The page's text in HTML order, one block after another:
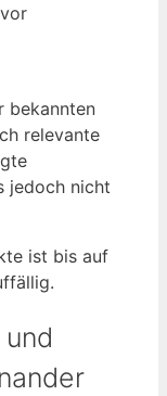
bekannten
relevante
jedoch nicht
ist bis auf